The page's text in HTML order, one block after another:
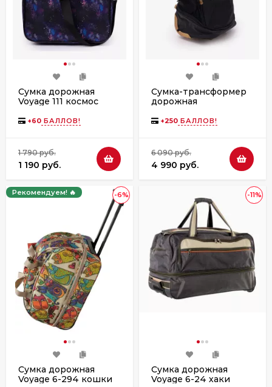
Сумка дорожная
Voyage 111 космос
+60 БАЛЛОВ!
1 790 руб.
1 190 руб.
Сумка-трансформер
дорожная
колёсах TsV 526,22
+250 БАЛЛОВ!
6 090 руб.
4 990 руб.
-6%
Рекомендуем! 🔥
Сумка дорожная
Voyage 6-294 кошки
-11%
Сумка дорожная
Voyage 6-24 хаки